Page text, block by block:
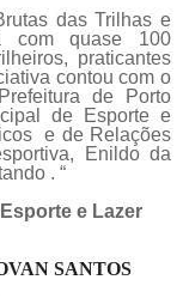
das Trilhas e
com quase 100
praticantes
contou com o
de Porto
de Esporte e
e de Relações
Enildo da
. “
e Lazer
SANTOS